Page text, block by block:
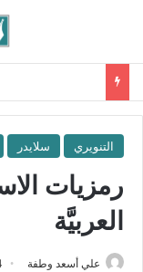
التنويري سلايدر
رمزيات
العربيَّة
علي أسعد وطفة 4